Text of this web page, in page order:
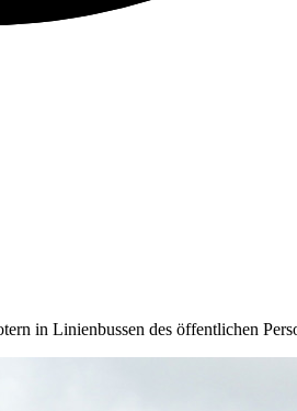
in Linienbussen des öffentlichen